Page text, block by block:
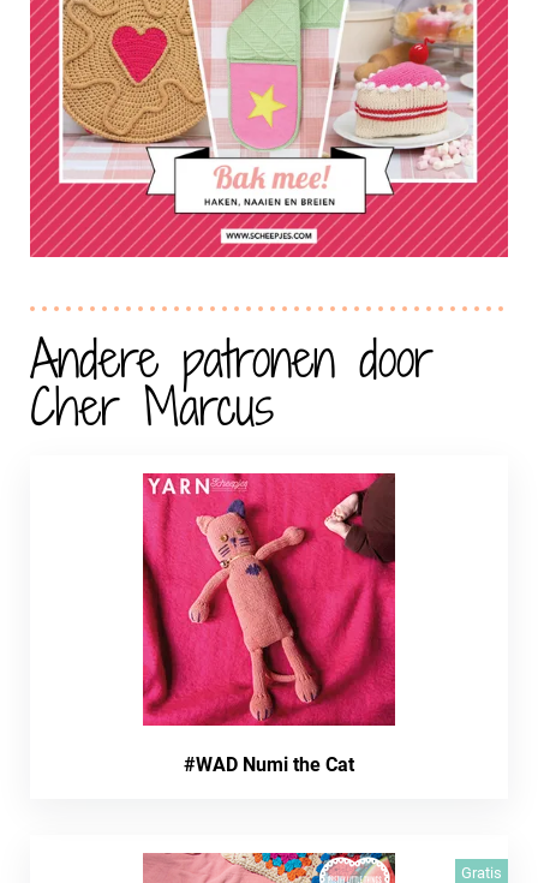
Andere patronen door
Cher Marcus
#WAD Numi the Cat
Gratis